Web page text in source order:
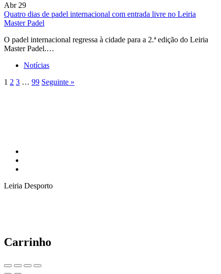
Abr 29
Quatro dias de padel internacional com entrada livre no Leiria
Master Padel
O padel internacional regressa à cidade para a 2.ª edição do Leiria
Master Padel.…
Notícias
1 2 3 … 99 Seguinte »
Leiria Desporto
Carrinho